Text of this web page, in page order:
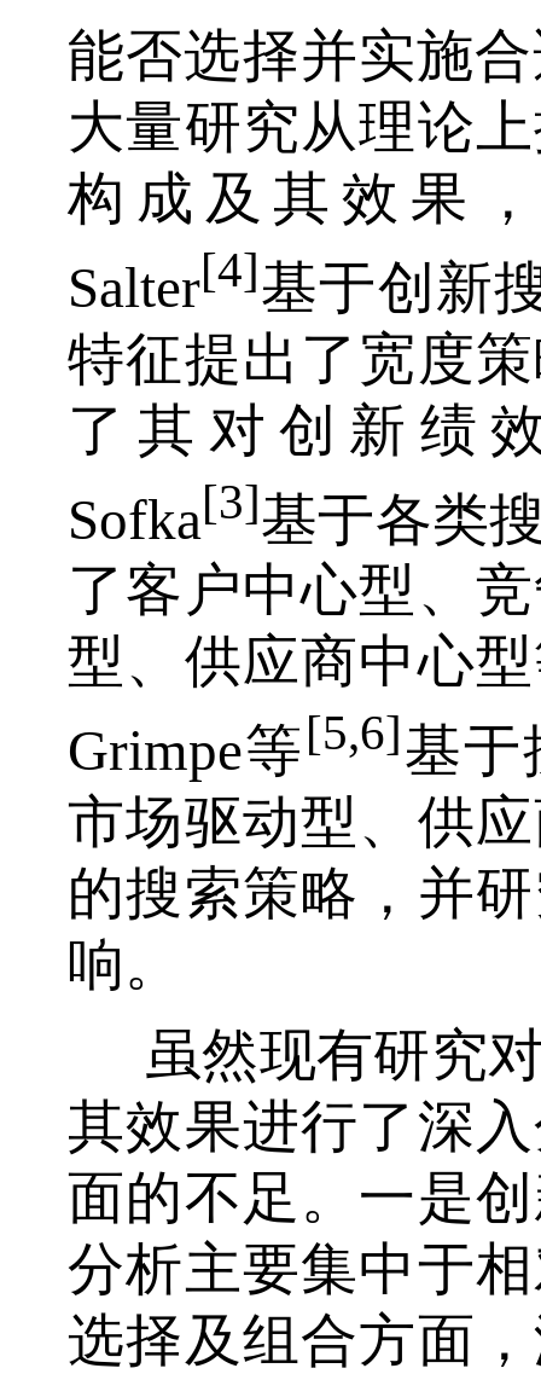
能否选择并实施
大量研究从理论
构成及其效果，
Salter[4]基于创新
特征提出了宽度
了其对创新绩
Sofka[3]基于各类
了客户中心型、
型、供应商中心
Grimpe等[5,6]基于
市场驱动型、供
的搜索策略，并
响。
虽然现有研究
其效果进行了深
面的不足。一是
分析主要集中于
选择及组合方面